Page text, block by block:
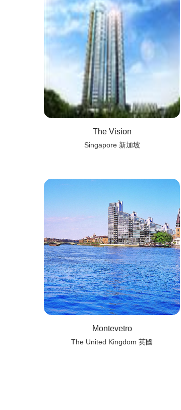
The Vision
Singapore 新加坡
Montevetro
The United Kingdom 英國